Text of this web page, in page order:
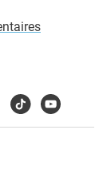
TiktokYoutube